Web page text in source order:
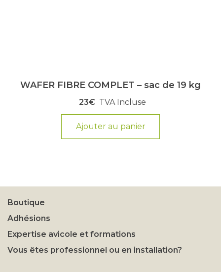
WAFER FIBRE COMPLET – sac de 19 kg
23€ TVA Incluse
Ajouter au panier
Boutique
Adhésions
Expertise avicole et formations
Vous êtes professionnel ou en installation?